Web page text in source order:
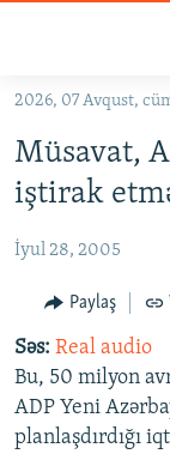
Əsas
qayıt
Əsas
naviqasiyaya
qayıt
KORRUPSIOMETR
#ƏSLINDƏ
FƏRQƏ BAX
QANUNI DOĞRU
ARAŞDIRMA
MULTIMEDIA
2026, 07 Avqust,
Müsavat,
iştirak
İyul 28, 2005
Paylaş
Səs: Real audio
Bu, 50 milyon
ADP Yeni
planlaşdırdığı